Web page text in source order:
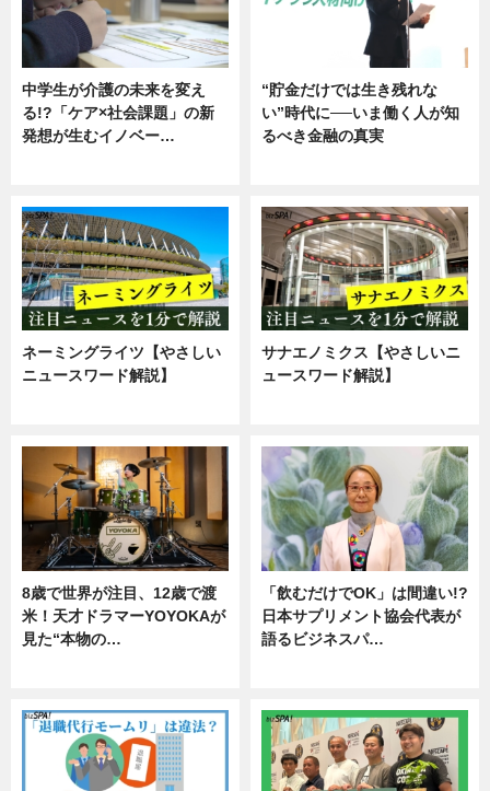
中学生が介護の未来を変え
る!?「ケア×社会課題」の新
発想が生むイノベー…
“貯金だけでは生き残れな
い”時代に──いま働く人が知
るべき金融の真実
ネーミングライツ【やさしい
ニュースワード解説】
サナエノミクス【やさしいニ
ュースワード解説】
8歳で世界が注目、12歳で渡
米！天才ドラマーYOYOKAが
見た“本物の…
「飲むだけでOK」は間違い!?
日本サプリメント協会代表が
語るビジネスパ…